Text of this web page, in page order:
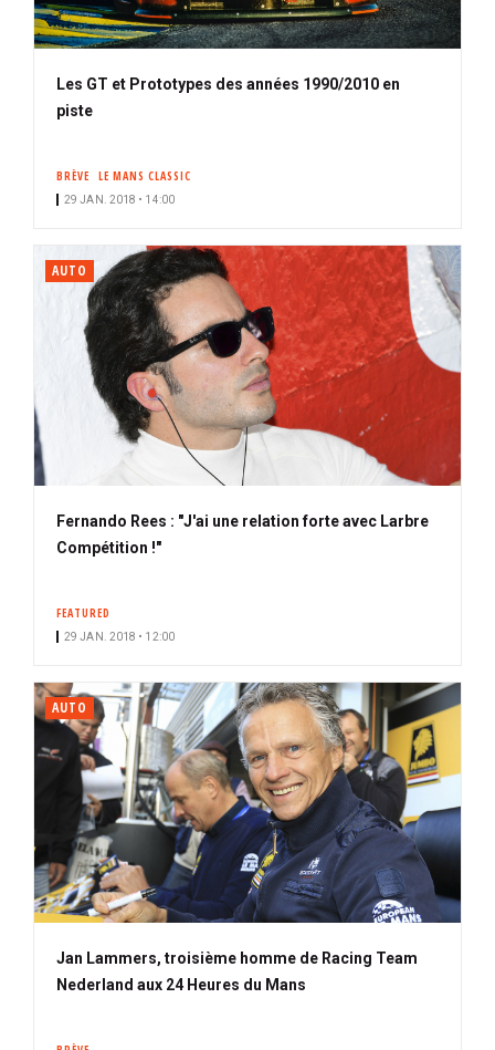
Les GT et Prototypes des années 1990/2010 en
piste
BRÈVE LE MANS CLASSIC
29 JAN. 2018 • 14:00
AUTO
Fernando Rees : "J'ai une relation forte avec Larbre
Compétition !"
FEATURED
29 JAN. 2018 • 12:00
AUTO
Jan Lammers, troisième homme de Racing Team
Nederland aux 24 Heures du Mans